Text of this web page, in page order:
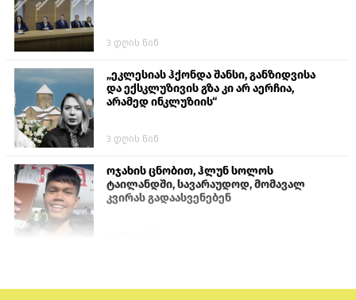
3 დღის წინ
„ეკლესიას ჰქონდა შანსი, განზიდვისა
და ექსკლუზივის გზა კი არ აერჩია,
არამედ ინკლუზიის“
3 დღის წინ
ოჯახის ცნობით, ჰლუნ სოლოს
ტაილანდში, სავარაუდოდ, მომავალ
კვირას გადაასვენებენ